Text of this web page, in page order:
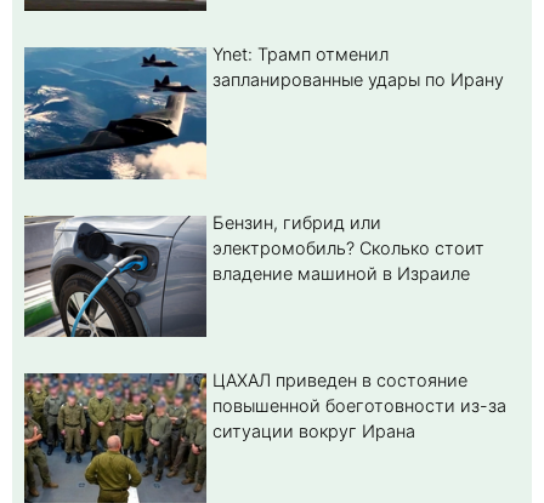
Ynet: Трамп отменил
запланированные удары по Ирану
Бензин, гибрид или
электромобиль? Cколько стоит
владение машиной в Израиле
ЦАХАЛ приведен в состояние
повышенной боеготовности из-за
ситуации вокруг Ирана